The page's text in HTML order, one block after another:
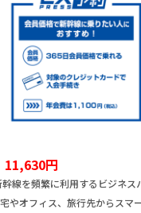
11,630円
幹線を頻繁に利用するビジネ
やオフィス、旅行先からスマ